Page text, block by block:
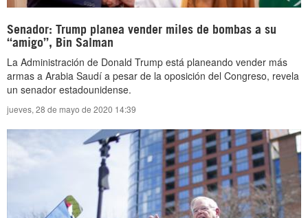
Senador: Trump planea vender miles de bombas a su
“amigo”, Bin Salman
La Administración de Donald Trump está planeando vender más
armas a Arabia Saudí a pesar de la oposición del Congreso, revela
un senador estadounidense.
jueves, 28 de mayo de 2020 14:39